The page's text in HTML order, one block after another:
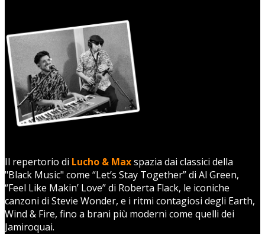
Il repertorio di Lucho & Maxspazia dai classici della
"Black Music" come “Let’s Stay Together” di Al Green,
“Feel Like Makin’ Love” di Roberta Flack, le iconiche
canzoni di Stevie Wonder, e i ritmi contagiosi degli Earth,
Wind & Fire, fino a brani più moderni come quelli dei
Jamiroquai.